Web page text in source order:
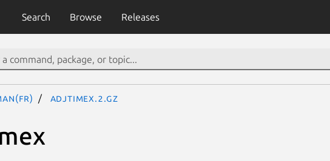
Search Browse Releases
adjtimex.2.gz